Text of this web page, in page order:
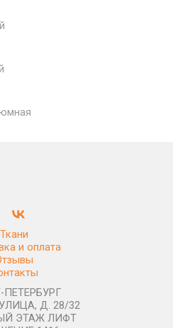
Ткани
и оплата
ПЕТЕРБУРГ
Д. 28/32
ЭТАЖ ЛИФТ